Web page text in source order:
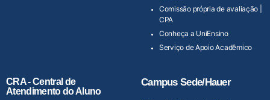
Comissão própria de avaliação |
CPA
Conheça a UniEnsino
Serviço de Apoio Acadêmico
CRA - Central de
Atendimento do Aluno
Campus Sede/Hauer